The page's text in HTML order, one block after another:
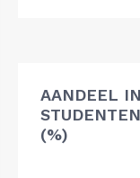
AANDEEL
(%)